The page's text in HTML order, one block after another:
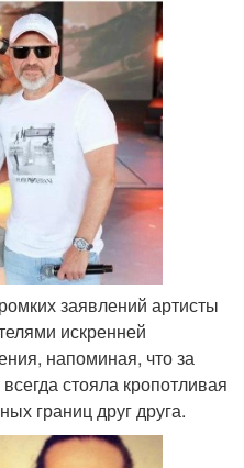
заявлений артисты
искренней
напоминая, что за
стояла кропотливая
границ друг друга.